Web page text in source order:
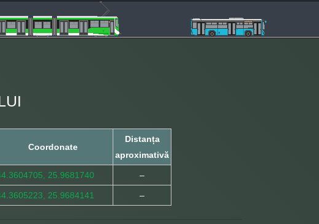
Coordonate
Distanța
aproximativă
25.9681740 –
25.9684141 –